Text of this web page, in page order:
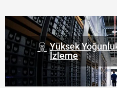
Yüksek
İzleme